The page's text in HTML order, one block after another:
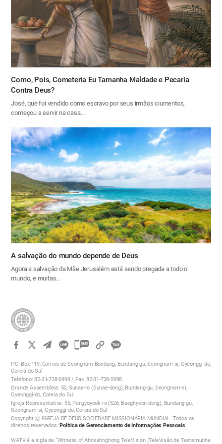
Como, Pois, Cometeria Eu Tamanha Maldade e Pecaria
Contra Deus?
José, que foi vendido como escravo por seus irmãos ciumentos,
começou a servir na casa…
A salvação do mundo depende de Deus
Agora a salvação da Mãe Jerusalém está sendo pregada a todo o
mundo, e muitas…
카
오
톡
공
유
하
기
P.O. Box 119, Correio de Seongnam Bundang, Bundang-gu, Seongnam-si, Gyeonggi-do,
Coreia do Sul
Teléfono: 82-31-738-5999 / Fax: 82-31-738-5998
Grande Assembleia: 50, Sunae-ro (Sunae-dong), Bundang-gu, Seongnam-si,
Gyeonggi-do, Coreia do Sul
Igreja Representativa: 35, Pangyoyeok-ro (526, Baeghyeon-dong), Bundang-gu,
Seongnam-si, Gyeonggi-do, Coreia do Sul
Copyright ⓒ IGREJA DE DEUS SOCIEDADE MISSIONÁRIA MUNDIAL. Todos os
direitos reservados.Política de Gerenciamento de Informações Pessoais
WATV é a sigla de “Witness of Ahnsahnghong TeleVision (TeleVisão de Testemunha